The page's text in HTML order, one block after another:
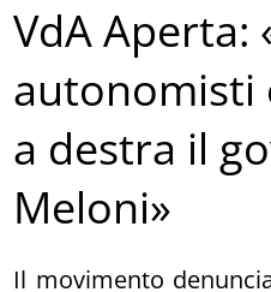
VdA Aperta:
autonomisti
a destra il
Meloni»
Il movimento